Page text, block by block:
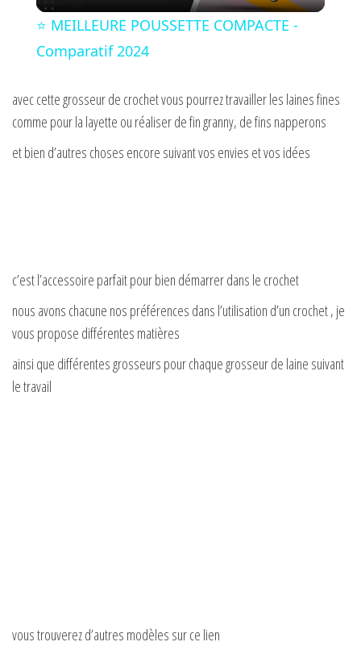
y
V
e
⭐️ MEILLEURE POUSSETTE COMPACTE -
Comparatif 2024
avec cette grosseur de crochet vous pourrez travailler les laines fines
comme pour la layette ou réaliser de fin granny, de fins napperons
et bien d’autres choses encore suivant vos envies et vos idées
c’est l’accessoire parfait pour bien démarrer dans le crochet
nous avons chacune nos préférences dans l’utilisation d’un crochet , je
vous propose différentes matières
ainsi que différentes grosseurs pour chaque grosseur de laine suivant
le travail
vous trouverez d’autres modèles sur ce lien